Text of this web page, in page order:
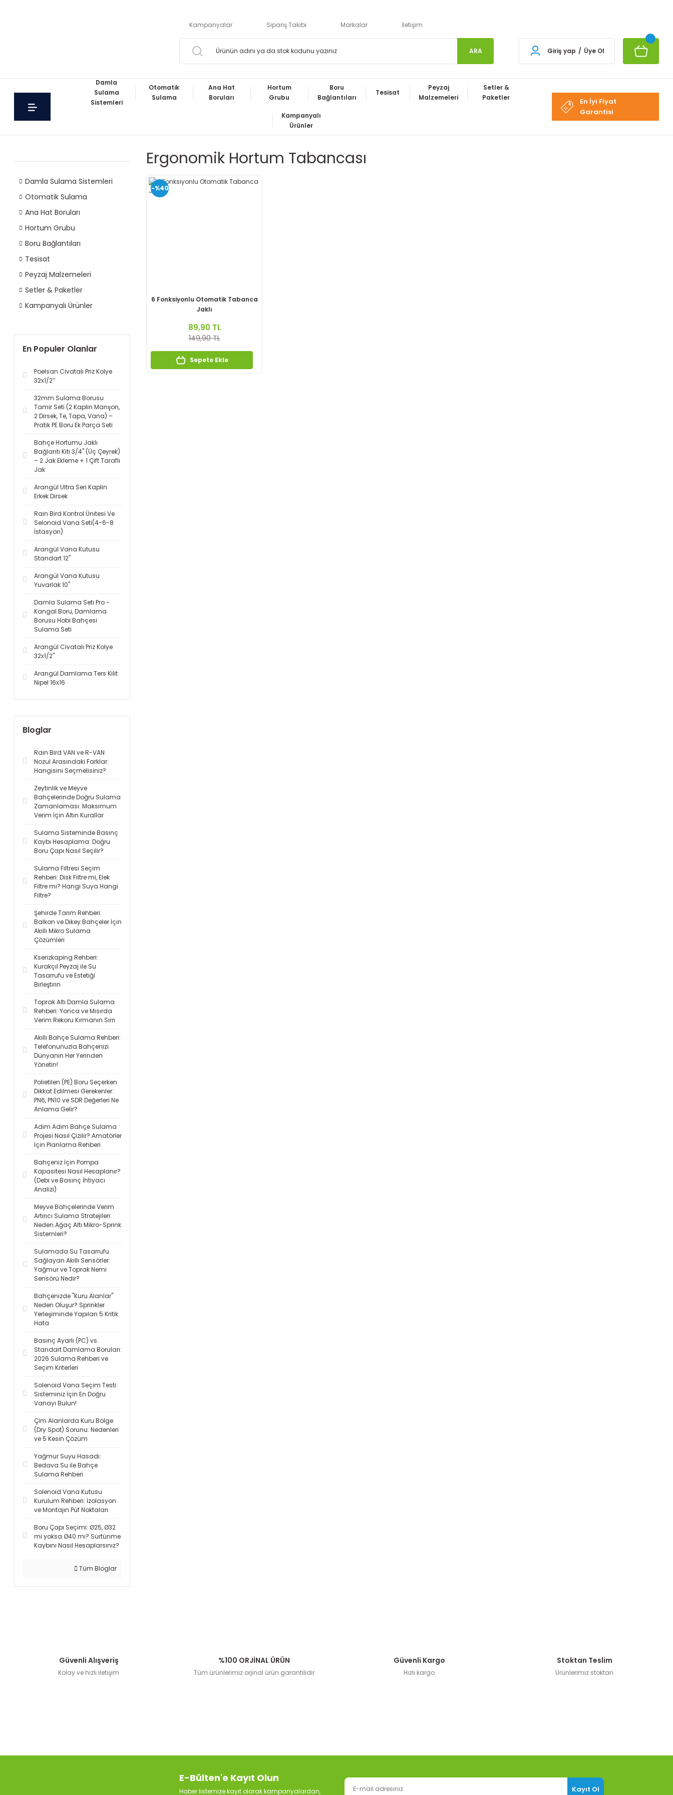
Kampanyalar Sipariş Takibi Markalar İletişim
ARA Giriş yap / Üye Ol
Damla
Sulama
Sistemleri
Otomatik
Sulama
Ana Hat
Boruları
Hortum
Grubu
Boru
Bağlantıları
Tesisat
Peyzaj
Malzemeleri
Setler &
Paketler
Kampanyalı
Ürünler
En İyi Fiyat
Garantisi
Damla Sulama Sistemleri
Otomatik Sulama
Ana Hat Boruları
Hortum Grubu
Boru Bağlantıları
Tesisat
Peyzaj Malzemeleri
Setler & Paketler
Kampanyalı Ürünler
En Populer Olanlar
Poelsan Civatalı Priz Kolye
32x1/2’’
32mm Sulama Borusu
Tamir Seti (2 Kaplin Manşon,
2 Dirsek, Te, Tapa, Vana) –
Pratik PE Boru Ek Parça Seti
Bahçe Hortumu Jaklı
Bağlantı Kiti 3/4'' (Üç Çeyrek)
– 2 Jak Ekleme + 1 Çift Taraflı
Jak
Arangül Ultra Seri Kaplin
Erkek Dirsek
Rain Bird Kontrol Ünitesi Ve
Selonoid Vana Seti(4-6-8
İstasyon)
Arangül Vana Kutusu
Standart 12''
Arangül Vana Kutusu
Yuvarlak 10''
Damla Sulama Seti Pro -
Kangal Boru, Damlama
Borusu Hobi Bahçesi
Sulama Seti
Arangül Civatalı Priz Kolye
32x1/2''
Arangül Damlama Ters Kilit
Nipel 16x16
Bloglar
Rain Bird VAN ve R-VAN
Nozul Arasındaki Farklar:
Hangisini Seçmelisiniz?
Zeytinlik ve Meyve
Bahçelerinde Doğru Sulama
Zamanlaması: Maksimum
Verim İçin Altın Kurallar
Sulama Sisteminde Basınç
Kaybı Hesaplama: Doğru
Boru Çapı Nasıl Seçilir?
Sulama Filtresi Seçim
Rehberi: Disk Filtre mi, Elek
Filtre mi? Hangi Suya Hangi
Filtre?
Şehirde Tarım Rehberi:
Balkon ve Dikey Bahçeler İçin
Akıllı Mikro Sulama
Çözümleri
Kserizkaping Rehberi:
Kurakçıl Peyzaj ile Su
Tasarrufu ve Estetiği
Birleştirin
Toprak Altı Damla Sulama
Rehberi: Yonca ve Mısırda
Verim Rekoru Kırmanın Sırrı
Akıllı Bahçe Sulama Rehberi:
Telefonunuzla Bahçenizi
Dünyanın Her Yerinden
Yönetin!
Polietilen (PE) Boru Seçerken
Dikkat Edilmesi Gerekenler:
PN6, PN10 ve SDR Değerleri Ne
Anlama Gelir?
Adım Adım Bahçe Sulama
Projesi Nasıl Çizilir? Amatörler
İçin Planlama Rehberi
Bahçeniz İçin Pompa
Kapasitesi Nasıl Hesaplanır?
(Debi ve Basınç İhtiyacı
Analizi)
Meyve Bahçelerinde Verim
Artırıcı Sulama Stratejileri:
Neden Ağaç Altı Mikro-Sprink
Sistemleri?
Sulamada Su Tasarrufu
Sağlayan Akıllı Sensörler:
Yağmur ve Toprak Nemi
Sensörü Nedir?
Bahçenizde "Kuru Alanlar"
Neden Oluşur? Sprinkler
Yerleşiminde Yapılan 5 Kritik
Hata
Basınç Ayarlı (PC) vs.
Standart Damlama Boruları:
2026 Sulama Rehberi ve
Seçim Kriterleri
Solenoid Vana Seçim Testi:
Sisteminiz İçin En Doğru
Vanayı Bulun!
Çim Alanlarda Kuru Bölge
(Dry Spot) Sorunu: Nedenleri
ve 5 Kesin Çözüm
Yağmur Suyu Hasadı:
Bedava Su ile Bahçe
Sulama Rehberi
Solenoid Vana Kutusu
Kurulum Rehberi: İzolasyon
ve Montajın Püf Noktaları
Boru Çapı Seçimi: Ø25, Ø32
mi yoksa Ø40 mı? Sürtünme
Kaybını Nasıl Hesaplarsınız?
Tüm Bloglar
Ergonomik Hortum Tabancası
-%40
6 Fonksiyonlu Otomatik Tabanca
Jaklı
89,90 TL
149,90 TL
Sepete Ekle
Güvenli Alışveriş
Kolay ve hızlı iletişim
%100 ORJİNAL ÜRÜN
Tüm ürünlerimiz orjinal ürün garantilidir
Güvenli Kargo
Hızlı kargo
Stoktan Teslim
Ürünlerimiz stoktan
E-Bülten'e Kayıt Olun
Haber listemize kayıt olarak kampanyalardan, Kayıt Ol